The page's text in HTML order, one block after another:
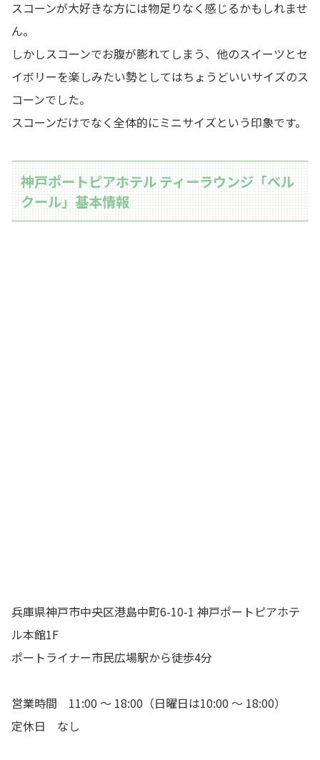
スコーンが大好きな方には物足りなく感じるかもしれませ
ん。
しかしスコーンでお腹が膨れてしまう、他のスイーツとセ
イボリーを楽しみたい勢としてはちょうどいいサイズのス
コーンでした。
スコーンだけでなく全体的にミニサイズという印象です。
神戸ポートピアホテル ティーラウンジ「ベル
クール」基本情報
兵庫県神戸市中央区港島中町6-10-1 神戸ポートピアホテ
ル本館1F
ポートライナー市民広場駅から徒歩4分
営業時間 11:00 ～ 18:00（日曜日は10:00 ～ 18:00）
定休日 なし